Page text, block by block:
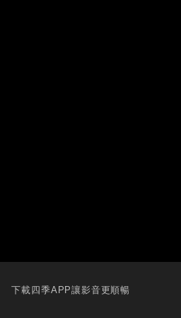
下載四季APP讓影音更順暢